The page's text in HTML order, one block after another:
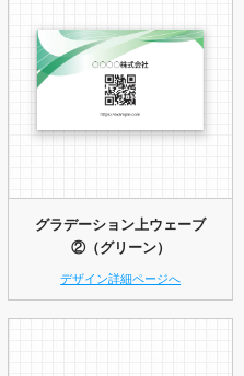
グラデーション上ウェーブ
②（グリーン）
デザイン詳細ページへ